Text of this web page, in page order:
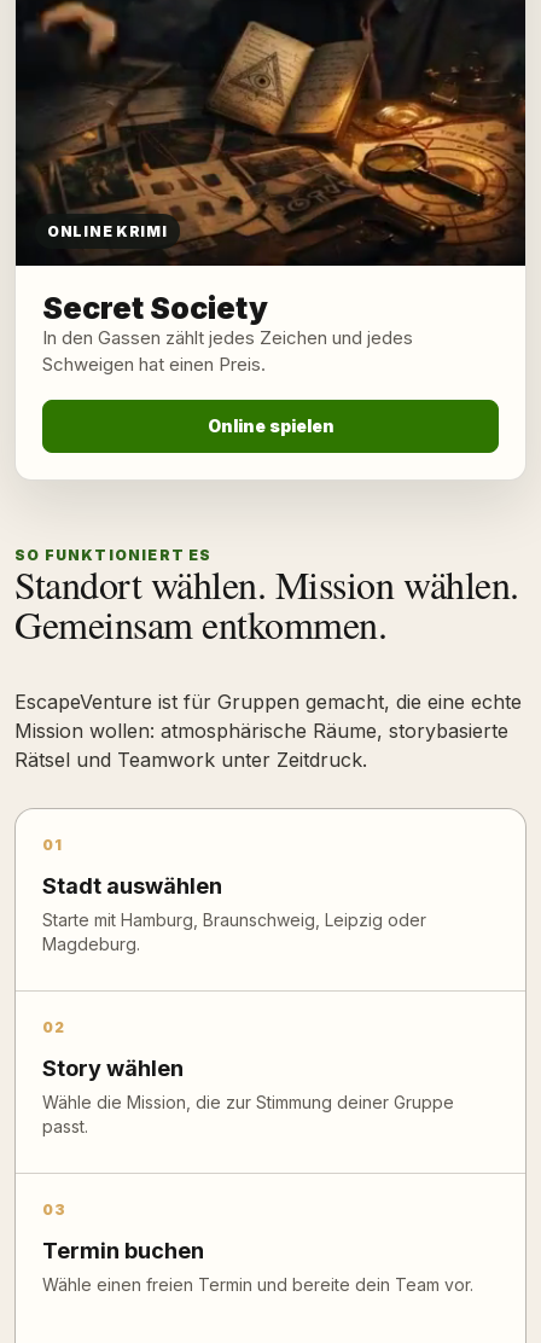
ONLINE KRIMI
Secret Society
In den Gassen zählt jedes Zeichen und jedes
Schweigen hat einen Preis.
Online spielen
SO FUNKTIONIERT ES
Standort wählen. Mission wählen.
Gemeinsam entkommen.
EscapeVenture ist für Gruppen gemacht, die eine echte
Mission wollen: atmosphärische Räume, storybasierte
Rätsel und Teamwork unter Zeitdruck.
01
Stadt auswählen
Starte mit Hamburg, Braunschweig, Leipzig oder
Magdeburg.
02
Story wählen
Wähle die Mission, die zur Stimmung deiner Gruppe
passt.
03
Termin buchen
Wähle einen freien Termin und bereite dein Team vor.